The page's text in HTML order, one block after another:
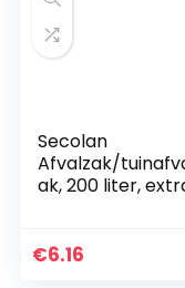
Secolan
Afvalzak/
ak, 200 liter,
rol/8 stuks
€6.16